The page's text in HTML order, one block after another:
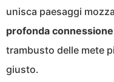
unisca paesaggi
profonda
trambusto delle mete
giusto.